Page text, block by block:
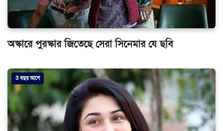
অস্কারে পুরস্কার জিতেছে সেরা সিনেমার যে ছবি
3 বছর আগে